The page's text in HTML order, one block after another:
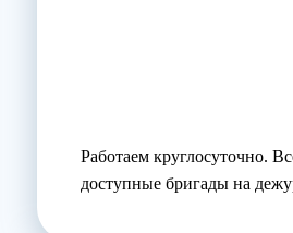
Работаем круглосуточно.
доступные бригады на